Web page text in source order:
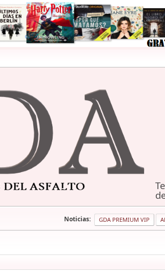
Noticias: GDA PREMIUM VIP